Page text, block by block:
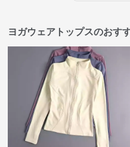
ヨガウェアトップスのおす